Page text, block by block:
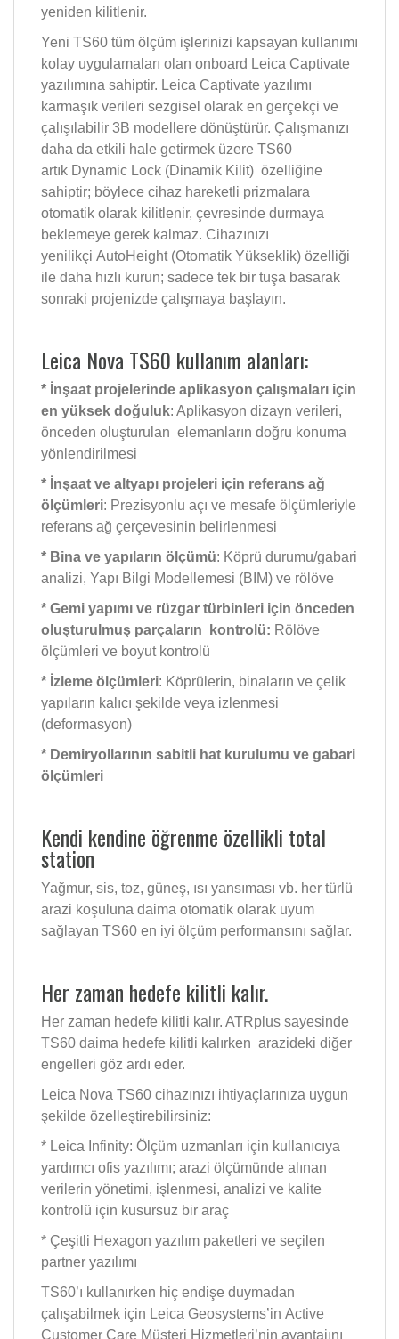
yeniden kilitlenir.
Yeni TS60 tüm ölçüm işlerinizi kapsayan kullanımı
kolay uygulamaları olan onboard Leica Captivate
yazılımına sahiptir. Leica Captivate yazılımı
karmaşık verileri sezgisel olarak en gerçekçi ve
çalışılabilir 3B modellere dönüştürür. Çalışmanızı
daha da etkili hale getirmek üzere TS60
artık Dynamic Lock (Dinamik Kilit) özelliğine
sahiptir; böylece cihaz hareketli prizmalara
otomatik olarak kilitlenir, çevresinde durmaya
beklemeye gerek kalmaz. Cihazınızı
yenilikçi AutoHeight (Otomatik Yükseklik) özelliği
ile daha hızlı kurun; sadece tek bir tuşa basarak
sonraki projenizde çalışmaya başlayın.
Leica Nova TS60 kullanım alanları:
* İnşaat projelerinde aplikasyon çalışmaları için
en yüksek doğuluk: Aplikasyon dizayn verileri,
önceden oluşturulan elemanların doğru konuma
yönlendirilmesi
* İnşaat ve altyapı projeleri için referans ağ
ölçümleri: Prezisyonlu açı ve mesafe ölçümleriyle
referans ağ çerçevesinin belirlenmesi
* Bina ve yapıların ölçümü: Köprü durumu/gabari
analizi, Yapı Bilgi Modellemesi (BIM) ve rölöve
* Gemi yapımı ve rüzgar türbinleri için önceden
oluşturulmuş parçaların
kontrolü: Rölöve
ölçümleri ve boyut kontrolü
* İzleme ölçümleri: Köprülerin, binaların ve çelik
yapıların kalıcı şekilde veya izlenmesi
(deformasyon)
* Demiryollarının sabitli hat kurulumu ve gabari
ölçümleri
Kendi kendine öğrenme özellikli total
station
Yağmur, sis, toz, güneş, ısı yansıması vb. her türlü
arazi koşuluna daima otomatik olarak uyum
sağlayan TS60 en iyi ölçüm performansını sağlar.
Her zaman hedefe kilitli kalır.
Her zaman hedefe kilitli kalır. ATRplus sayesinde
TS60 daima hedefe kilitli kalırken arazideki diğer
engelleri göz ardı eder.
Leica Nova TS60 cihazınızı ihtiyaçlarınıza uygun
şekilde özelleştirebilirsiniz:
* Leica Infinity: Ölçüm uzmanları için kullanıcıya
yardımcı ofis yazılımı; arazi ölçümünde alınan
verilerin yönetimi, işlenmesi, analizi ve kalite
kontrolü için kusursuz bir araç
* Çeşitli Hexagon yazılım paketleri ve seçilen
partner yazılımı
TS60’ı kullanırken hiç endişe duymadan
çalışabilmek için Leica Geosystems’in Active
Customer Care Müşteri Hizmetleri’nin avantajını